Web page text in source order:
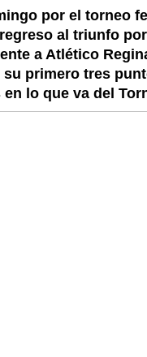
por el torneo
al triunfo
a Atlético
su primero tres
lo que va del